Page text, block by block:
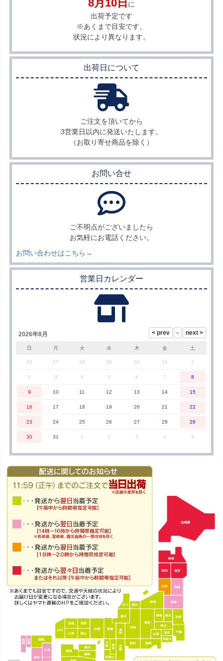
8月10日 に
出荷予定です
※あくまで目安です。
状況により異なります。
出荷日について
ご注文を頂いてから
3営業日以内に発送いたします。
（お取り寄せ商品を除く）
お問い合せ
ご不明点がございましたら
お気軽にお電話ください。
お問い合わせはこちら→
営業日カレンダー
2026年8月
日 月 火 水 木 金 土
26 27 28 29 30 31 1
2 3 4 5 6 7 8
9 10 11 12 13 14 15
16 17 18 19 20 21 22
23 24 25 26 27 28 29
30 31 1 2 3 4 5